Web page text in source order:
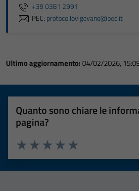
+39 0381 2991
PEC: protocollovigevano@pec.it
Ultimo aggiornamento:04/02/2026,
Quanto sono chiare le
pagina?
Valuta 5 stelle su 5
Valuta 4 stelle su 5
Valuta 3 stelle su 5
Valuta 2 stelle su 5
Valuta 1 stelle su 5